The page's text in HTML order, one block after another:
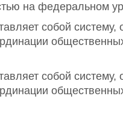
на федеральном
собой систему,
собой систему,